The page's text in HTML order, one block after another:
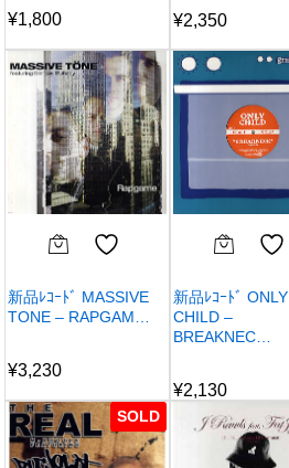
¥1,800 ¥2,350
新品ﾚｺｰﾄﾞ MASSIVE
TONE – RAPGAM…
¥3,230
新品ﾚｺｰﾄﾞ ONLY
CHILD –
BREAKNEC…
¥2,130
SOLD